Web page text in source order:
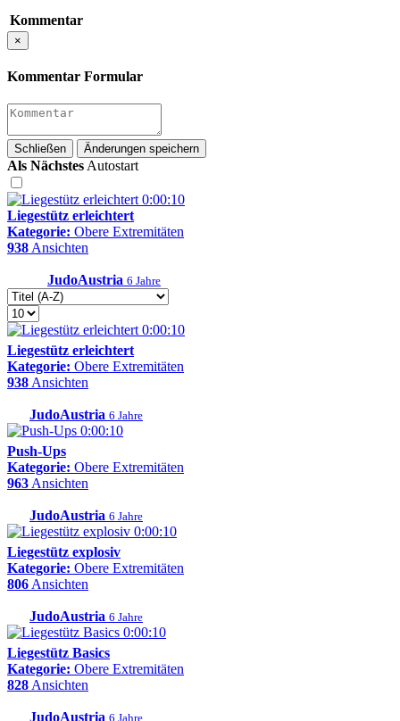
Kommentar
×
Kommentar Formular
Schließen Änderungen speichern
Als NächstesAutostart
0:00:10
Liegestütz erleichtert
Kategorie: Obere Extremitäten
938Ansichten
JudoAustria 6 Jahre
0:00:10
Liegestütz erleichtert
Kategorie: Obere Extremitäten
938Ansichten
JudoAustria 6 Jahre
0:00:10
Push-Ups
Kategorie: Obere Extremitäten
963Ansichten
JudoAustria 6 Jahre
0:00:10
Liegestütz explosiv
Kategorie: Obere Extremitäten
806Ansichten
JudoAustria 6 Jahre
0:00:10
Liegestütz Basics
Kategorie: Obere Extremitäten
828Ansichten
JudoAustria 6 Jahre